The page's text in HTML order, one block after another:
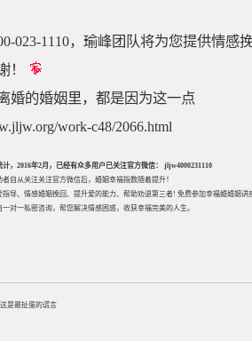
023-1110，瑜峰团队将为您提供情
！
婚的婚姻里，都是因为这一点
work-c48/2066.html
计，2016年2月，已经有众多用户已关注官方微信： jljw4000231110
者自从关注关注官方微信后，婚姻幸福指数随着提升！
指导、 情感婚姻挽回 、提升爱的能力、帮助劝退第三者! 免费参加幸福婚婚姻讲
一对一私密咨询，帮您解决情感困惑，收获幸福完美的人生。
是最扯蛋的谎言